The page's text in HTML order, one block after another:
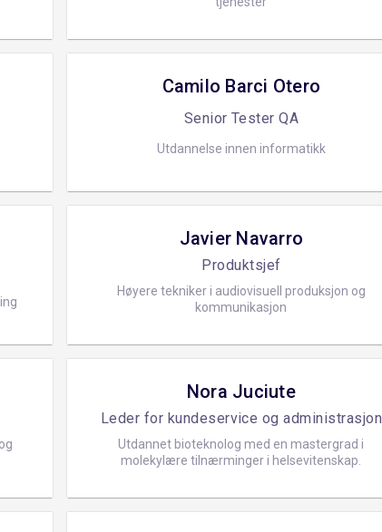
Camilo Barci Otero
Senior Tester QA
Utdannelse innen informatikk
Javier Navarro
Produktsjef
Høyere tekniker i audiovisuell produksjon og
kommunikasjon
Nora Juciute
Leder for kundeservice og administrasjon
Utdannet bioteknolog med en mastergrad i
molekylære tilnærminger i helsevitenskap.